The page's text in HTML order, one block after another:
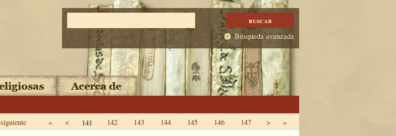
Búsqueda avanzada
siguiente « < 141 142 143 144 145 146 147 > »